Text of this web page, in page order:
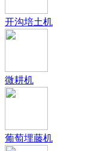
开沟培土机
微耕机
葡萄埋藤机